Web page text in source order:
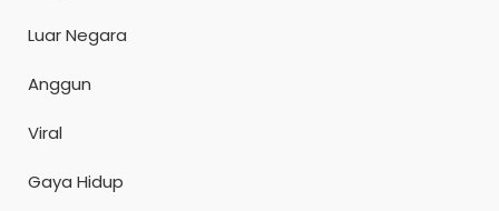
Luar Negara
Anggun
Viral
Gaya Hidup